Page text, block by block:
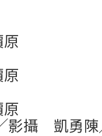
原
原
原
影攝 凱勇陳